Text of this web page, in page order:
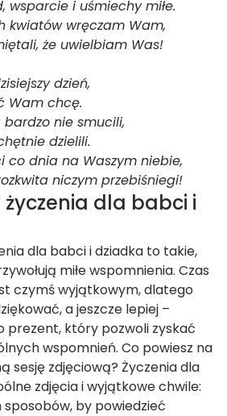
wsparcie i uśmiechy miłe.
kwiatów wręczam Wam,
że uwielbiam Was!
dzień,
Wam chcę.
nie smucili,
dzielili.
co dnia na Waszym niebie,
niczym przebiśniegi!
życzenia dla babci i
dla babci i dziadka to takie,
miłe wspomnienia. Czas
czymś wyjątkowym, dlatego
a jeszcze lepiej –
prezent, który pozwoli zyskać
wspomnień. Co powiesz na
sesję zdjęciową? Życzenia dla
zdjęcia i wyjątkowe chwile:
by powiedzieć